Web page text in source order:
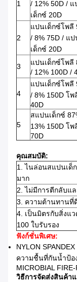
1
/ 12% 50D /
เด็กซ์ 20D
2
แปนเด็กซ์โพลี
/ 8% 75D / แ
เด็กซ์ 20D
3
แปนเด็กซ์โพลี
/ 12% 100D /
4
แปนเด็กซ์โพลี
/ 8% 150D โพ
40D
5
สแปนเด็กซ์
13% 150D โพ
70D
คุณสมบัติ:
1. ไนล่อนสแปนเด็
มาก
2. ไม่มีการตีกลับแ
3. ความต้านทานที่
4. เป็นมิตรกับสิ่งแ
100 ใบรับรอง
ฟังก์ชั่นพิเศษ:
NYLON
ความชื้นที่กันน้ำป้อ
MICROBIAL
วิธีการจัดส่งสินค้า